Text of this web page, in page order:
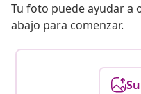
Tu foto puede ayudar a
abajo para comenzar.